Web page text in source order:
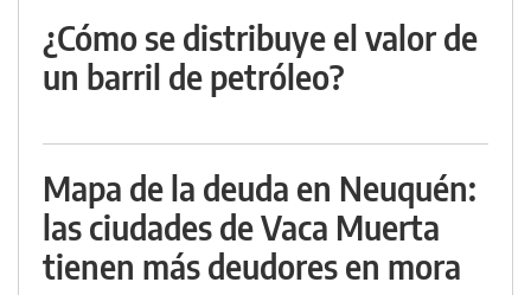
¿Cómo se distribuye el valor de
un barril de petróleo?
Mapa de la deuda en Neuquén:
las ciudades de Vaca Muerta
tienen más deudores en mora